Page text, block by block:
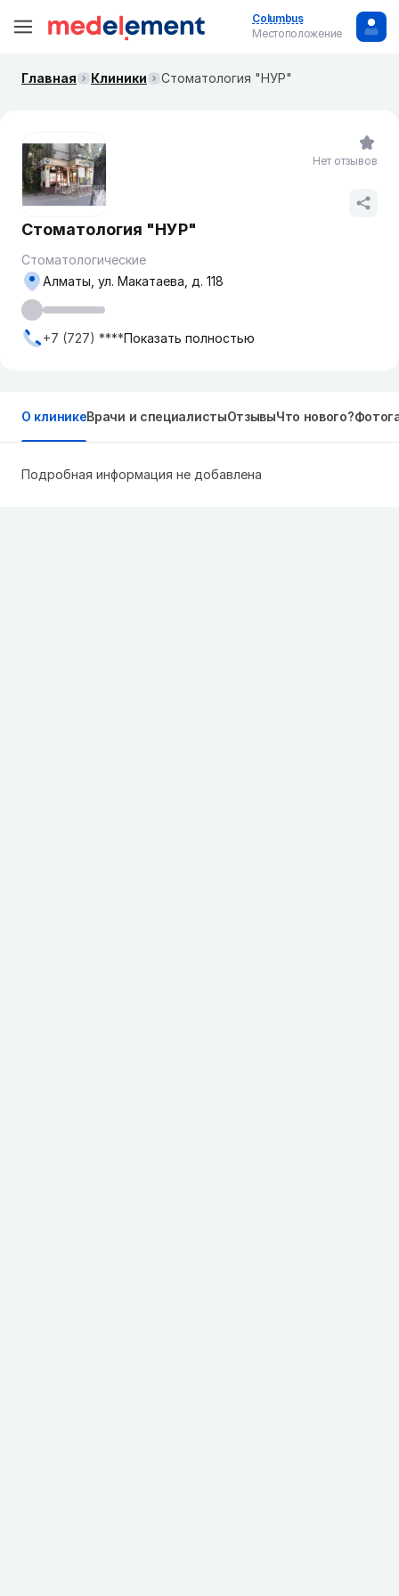
Columbus
Местоположение
Главная Клиники Стоматология "НУР"
Стоматология "НУР"
Стоматологические
Алматы, ул. Макатаева, д. 118
+7 (727) ****Показать полностью
Нет отзывов
О клиникеВрачи и специалистыОтзывыЧто нового?
Подробная информация не добавлена